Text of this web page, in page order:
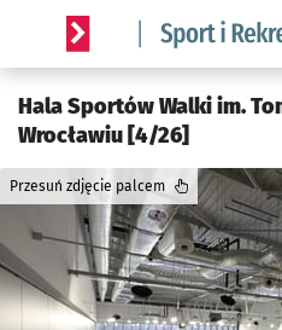
Serwis informacyjny
Hala Sportów Walki im.
Wrocławiu [4/26]
Przesuń zdjęcie palcem